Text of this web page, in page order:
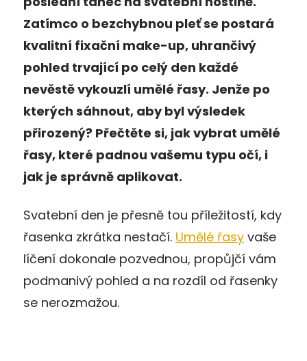
Zatímco o bezchybnou pleť se postará
kvalitní fixační make-up, uhrančivý
pohled trvající po celý den každé
nevěstě vykouzlí umělé řasy. Jenže po
kterých sáhnout, aby byl výsledek
přirozený? Přečtěte si, jak vybrat umělé
řasy, které padnou vašemu typu očí, i
jak je správně aplikovat.
Svatební den je přesně tou příležitostí, kdy
řasenka zkrátka nestačí. Umělé řasy vaše
líčení dokonale pozvednou, propůjčí vám
podmanivý pohled a na rozdíl od řasenky
se nerozmažou.